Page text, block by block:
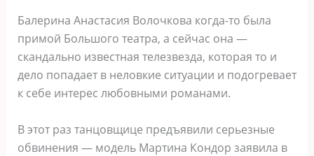
Балерина Анастасия Волочкова когда-то была
примой Большого театра, а сейчас она —
скандально известная телезвезда, которая то и
дело попадает в неловкие ситуации и подогревает
к себе интерес любовными романами.
В этот раз танцовщице предъявили серьезные
обвинения — модель Мартина Кондор заявила в